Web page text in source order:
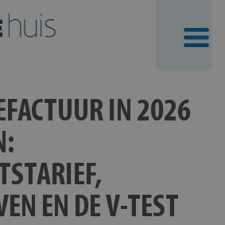
IN 2026
EN DE V-TEST